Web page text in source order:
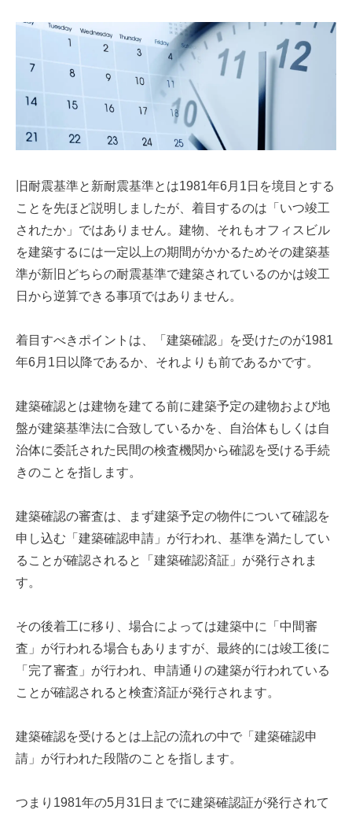
旧耐震基準と新耐震基準とは1981年6月1日を境目とする
ことを先ほど説明しましたが、着目するのは「いつ竣工
されたか」ではありません。建物、それもオフィスビル
を建築するには一定以上の期間がかかるためその建築基
準が新旧どちらの耐震基準で建築されているのかは竣工
日から逆算できる事項ではありません。
着目すべきポイントは、「建築確認」を受けたのが1981
年6月1日以降であるか、それよりも前であるかです。
建築確認とは建物を建てる前に建築予定の建物および地
盤が建築基準法に合致しているかを、自治体もしくは自
治体に委託された民間の検査機関から確認を受ける手続
きのことを指します。
建築確認の審査は、まず建築予定の物件について確認を
申し込む「建築確認申請」が行われ、基準を満たしてい
ることが確認されると「建築確認済証」が発行されま
す。
その後着工に移り、場合によっては建築中に「中間審
査」が行われる場合もありますが、最終的には竣工後に
「完了審査」が行われ、申請通りの建築が行われている
ことが確認されると検査済証が発行されます。
建築確認を受けるとは上記の流れの中で「建築確認申
請」が行われた段階のことを指します。
つまり1981年の5月31日までに建築確認証が発行されて